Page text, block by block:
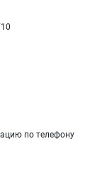
по телефону